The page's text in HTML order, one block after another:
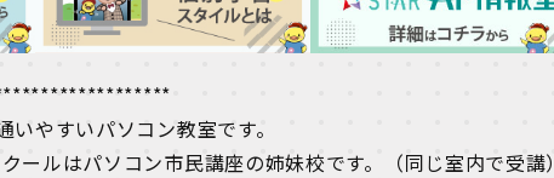
やすいパソコン教室です。
ールはパソコン市民講座の姉妹校です。（同じ室内で受講）